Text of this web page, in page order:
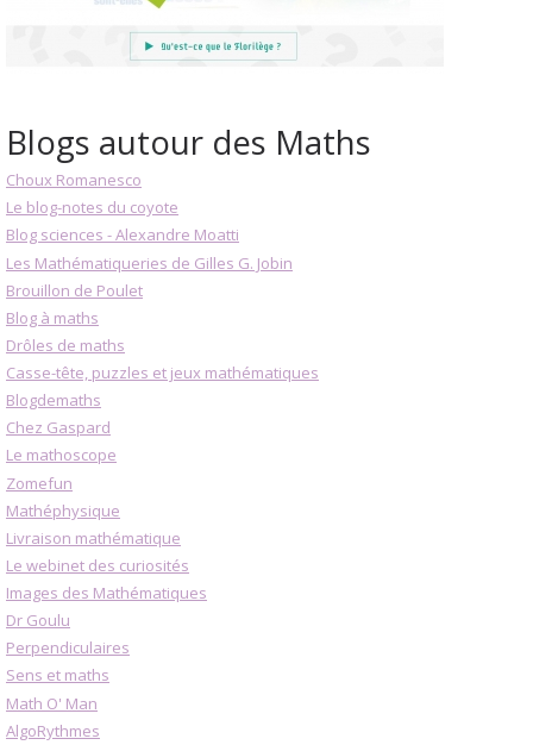
Blogs autour des Maths
Choux Romanesco
Le blog-notes du coyote
Blog sciences - Alexandre Moatti
Les Mathématiqueries de Gilles G. Jobin
Brouillon de Poulet
Blog à maths
Drôles de maths
Casse-tête, puzzles et jeux mathématiques
Blogdemaths
Chez Gaspard
Le mathoscope
Zomefun
Mathéphysique
Livraison mathématique
Le webinet des curiosités
Images des Mathématiques
Dr Goulu
Perpendiculaires
Sens et maths
Math O' Man
AlgoRythmes